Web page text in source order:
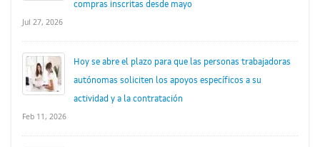
compras inscritas desde mayo
Jul 27, 2026
Hoy se abre el plazo para que las personas trabajadoras
autónomas soliciten los apoyos específicos a su
actividad y a la contratación
Feb 11, 2026